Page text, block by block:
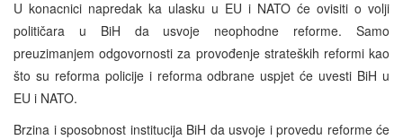
U konacnici napredak ka ulasku u EU i NATO će ovisiti o volji
političara u BiH da usvoje neophodne reforme. Samo
preuzimanjem odgovornosti za provođenje strateških reformi kao
što su reforma policije i reforma odbrane uspjet će uvesti BiH u
EU i NATO.
Brzina i sposobnost institucija BiH da usvoje i provedu reforme će